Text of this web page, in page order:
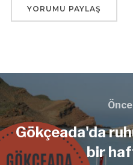
Gökçeada'da
bir